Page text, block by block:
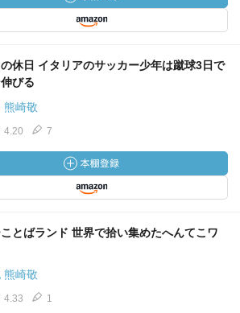
休日 イタリアのサッカー少年は蹴球3日で
びる
熊崎敬
4.20 7
とばランド 世界で拾い集めたへんてこワ
熊崎敬
4.33 1